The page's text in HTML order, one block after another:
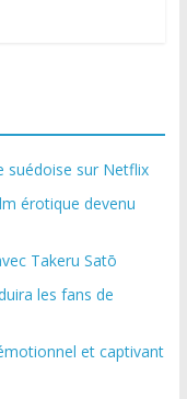
suédoise sur Netflix
érotique devenu
Takeru Satō
les fans de
et captivant